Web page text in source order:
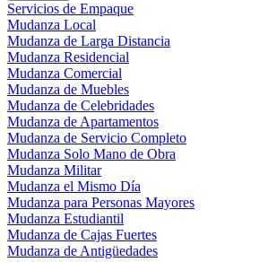
Servicios de Empaque
Mudanza Local
Mudanza de Larga Distancia
Mudanza Residencial
Mudanza Comercial
Mudanza de Muebles
Mudanza de Celebridades
Mudanza de Apartamentos
Mudanza de Servicio Completo
Mudanza Solo Mano de Obra
Mudanza Militar
Mudanza el Mismo Día
Mudanza para Personas Mayores
Mudanza Estudiantil
Mudanza de Cajas Fuertes
Mudanza de Antigüedades